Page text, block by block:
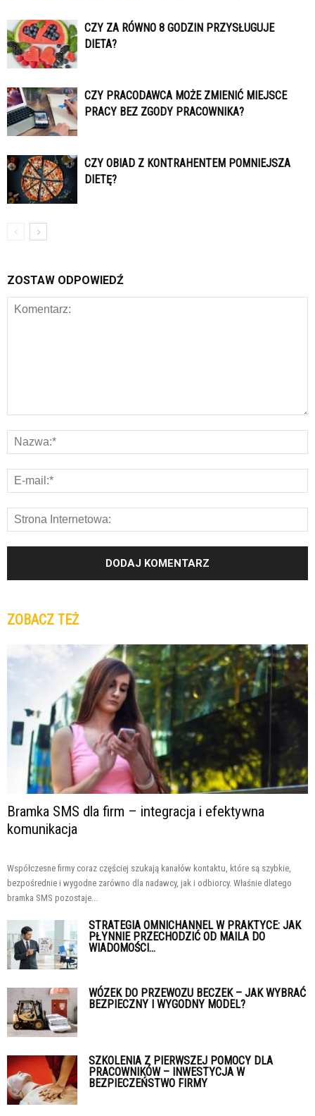
CZY ZA RÓWNO 8 GODZIN PRZYSŁUGUJE
DIETA?
CZY PRACODAWCA MOŻE ZMIENIĆ MIEJSCE
PRACY BEZ ZGODY PRACOWNIKA?
CZY OBIAD Z KONTRAHENTEM POMNIEJSZA
DIETĘ?
ZOSTAW ODPOWIEDŹ
ZOBACZ TEŻ
Bramka SMS dla firm – integracja i efektywna
komunikacja
Współczesne firmy coraz częściej szukają kanałów kontaktu, które są szybkie,
bezpośrednie i wygodne zarówno dla nadawcy, jak i odbiorcy. Właśnie dlatego
bramka SMS pozostaje...
STRATEGIA OMNICHANNEL W PRAKTYCE: JAK
PŁYNNIE PRZECHODZIĆ OD MAILA DO
WIADOMOŚCI...
WÓZEK DO PRZEWOZU BECZEK – JAK WYBRAĆ
BEZPIECZNY I WYGODNY MODEL?
SZKOLENIA Z PIERWSZEJ POMOCY DLA
PRACOWNIKÓW – INWESTYCJA W
BEZPIECZEŃSTWO FIRMY